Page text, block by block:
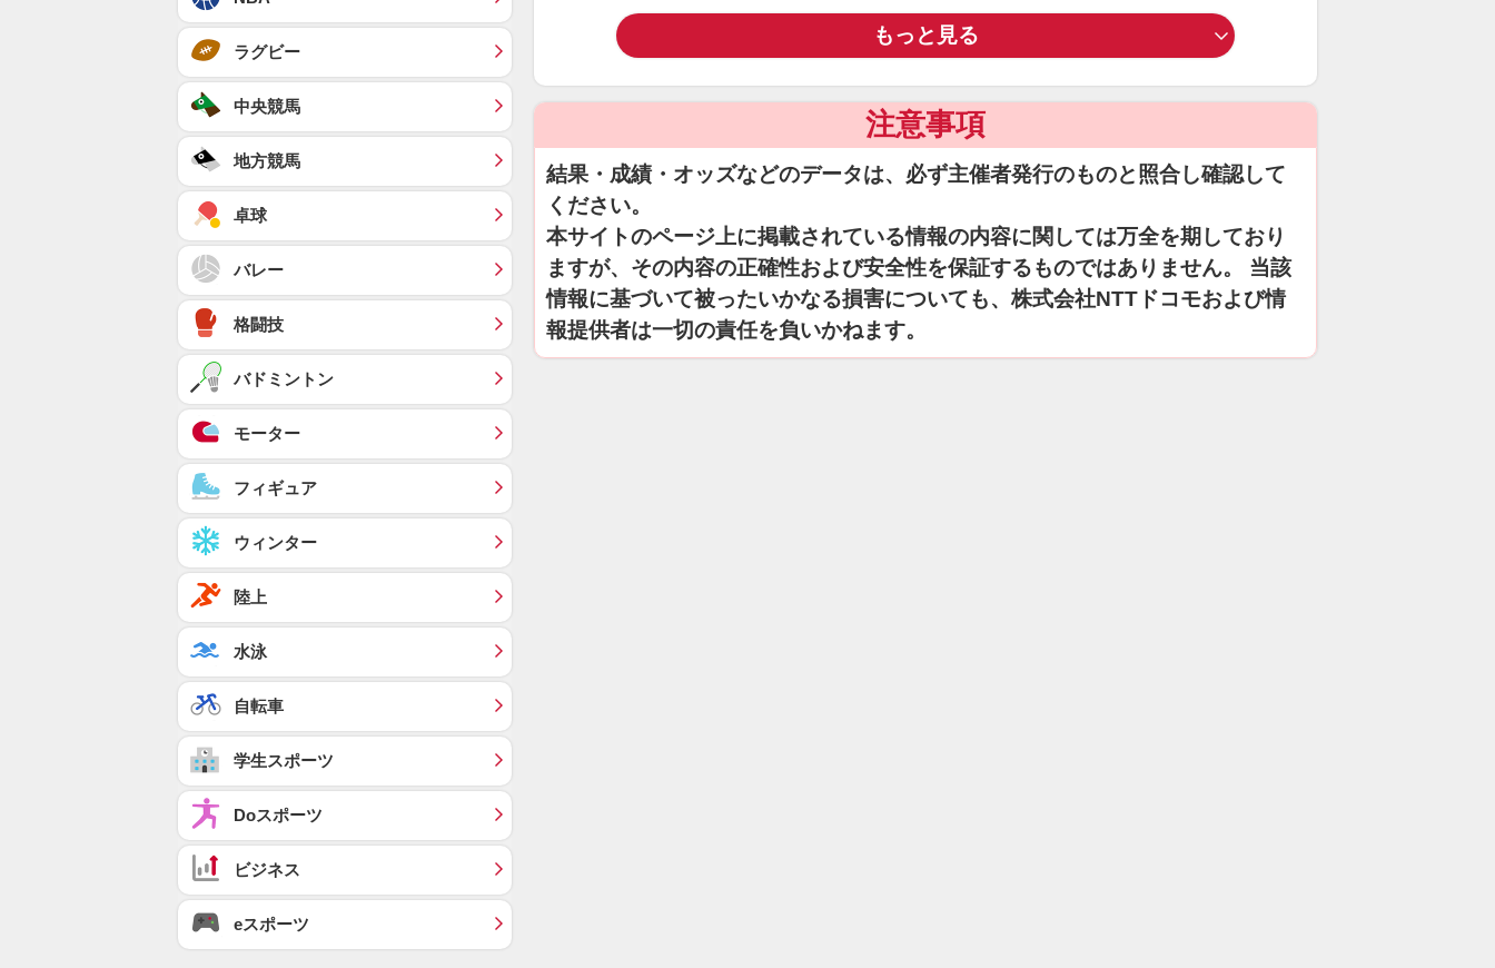
もっと見る
注意事項
結果・成績・オッズなどのデータは、必ず主催者発行のものと照合し確認して
ください。
本サイトのページ上に掲載されている情報の内容に関しては万全を期しており
ますが、その内容の正確性および安全性を保証するものではありません。 当該
情報に基づいて被ったいかなる損害についても、株式会社NTTドコモおよび情
報提供者は一切の責任を負いかねます。
ラグビー
中央競馬
地方競馬
卓球
バレー
格闘技
バドミントン
モーター
フィギュア
ウィンター
陸上
水泳
自転車
学生スポーツ
Doスポーツ
ビジネス
eスポーツ